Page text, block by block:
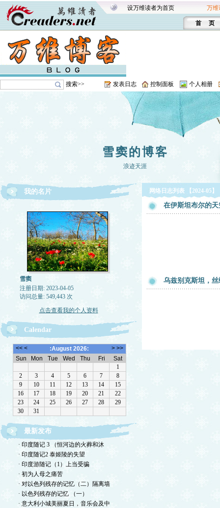
设万维读者为首页 万维
首 页
搜索>> 发表日志 控制面板 个人相册
雪窦的博客
浪迹天涯
我的名片
雪窦
注册日期: 2023-04-05
访问总量: 549,443 次
点击查看我的个人资料
Calendar
最新发布
· 印度随记 3 （恒河边的火葬和沐
· 印度随记2 泰姬陵的失望
· 印度游随记（1）上当受骗
· 初为人母之痛苦
· 对以色列残存的记忆（二）隔离墙
· 以色列残存的记忆 （一）
· 意大利小城美丽夏日，音乐会及中
网络日志列表 【2024-05】
在伊斯坦布尔的
乌兹别克斯坦，